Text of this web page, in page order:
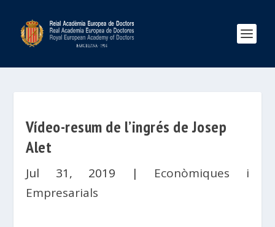
Vídeo-resum de l’ingrés de Josep
Alet
Jul 31, 2019 | Econòmiques i
Empresarials